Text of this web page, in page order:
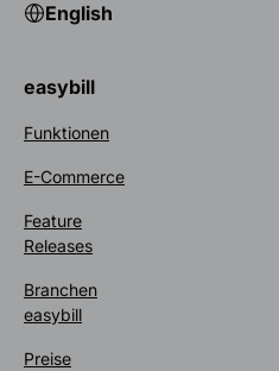
English
easybill
Funktionen
E-Commerce
Feature
Releases
Branchen
easybill
Preise